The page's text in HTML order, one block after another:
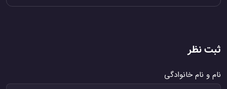
ثبت نظر
نام و نام خانوادگی